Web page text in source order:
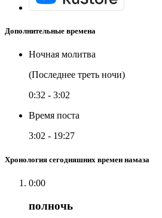
Дополнительные времена
Ночная молитва
(Последнее треть ночи)
0:32 - 3:02
Время поста
3:02 - 19:27
Хронология сегодняшних времен намаза
0:00
полночь